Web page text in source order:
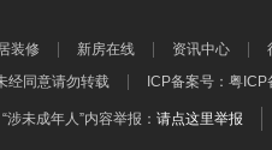
装修 新房在线 资讯中心
经同意请勿转载 ICP备案号： 粤ICP
“涉未成年人”内容举报： 请点这里举报